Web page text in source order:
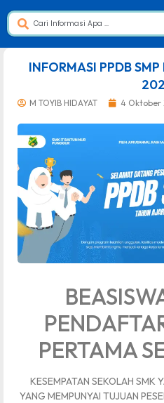
INFORMASI PPDB
M TOYIB HIDAYAT 4 Oktober
PERTAMA
KESEMPATAN SEKOLAH SMK
YANG MEMPUNYAI TUJUAN